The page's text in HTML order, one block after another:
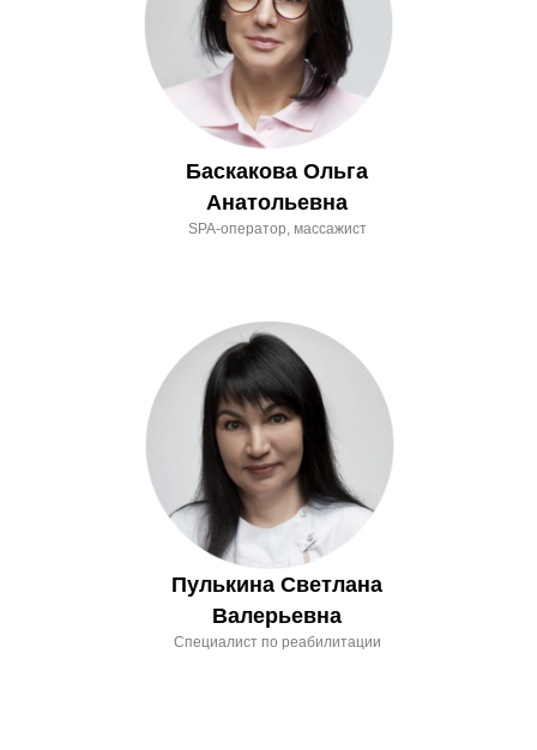
Специалист по реабилитации
Пулькина Светлана
Валерьевна
Баскакова Ольга
Анатольевна
SPA-оператор, массажист